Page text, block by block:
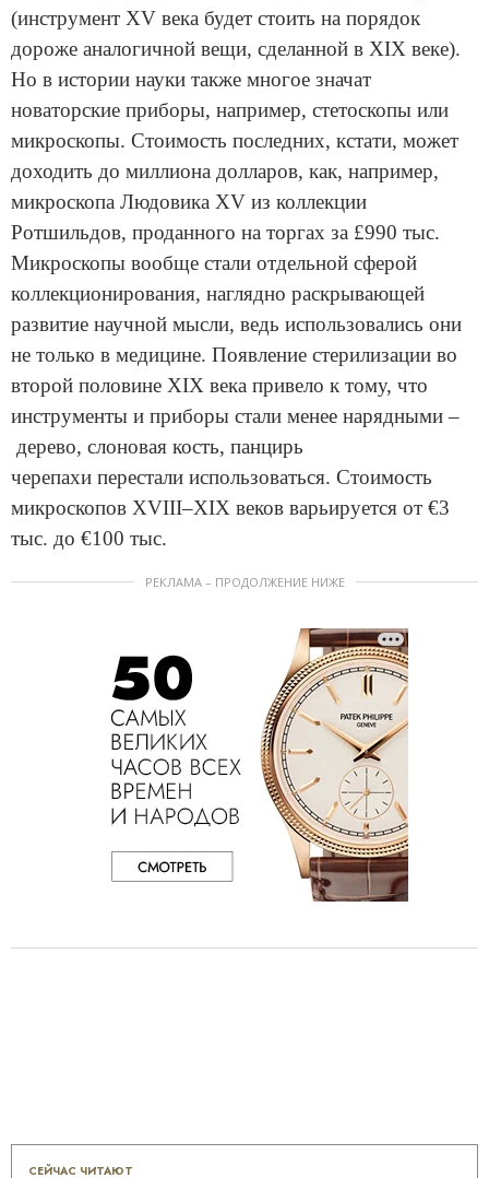
(инструмент XV века будет стоить на порядок
дороже аналогичной вещи, сделанной в XIX веке).
Но в истории науки также многое значат
новаторские приборы, например, стетоскопы или
микроскопы. Стоимоcть последних, кстати, может
доходить до миллиона долларов, как, например,
микроскопа Людовика XV из коллекции
Ротшильдов, проданного на торгах за £990 тыс.
Микроскопы вообще стали отдельной сферой
коллекционирования, наглядно раскрывающей
развитие научной мысли, ведь использовались они
не только в медицине. Появление стерилизации во
второй половине XIX века привело к тому, что
инструменты и приборы стали менее нарядными –
дерево, слоновая кость, панцирь
черепахи перестали использоваться. Стоимость
микроскопов XVIII–XIX веков варьируется от €3
тыс. до €100 тыс.
РЕКЛАМА – ПРОДОЛЖЕНИЕ НИЖЕ
СЕЙЧАС ЧИТАЮТ